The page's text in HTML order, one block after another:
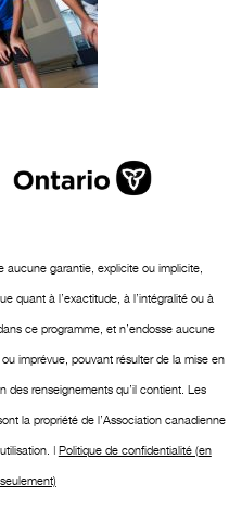
garantie, explicite ou implicite,
quant à l’exactitude, à l’intégralité ou à
ce programme, et n’endosse aucune
imprévue, pouvant résulter de la mise en
des renseignements qu’il contient. Les
la propriété de l’Association canadienne
| Politique de confidentialité (en